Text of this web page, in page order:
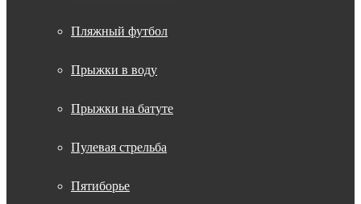
Пляжный футбол
Прыжки в воду
Прыжки на батуте
Пулевая стрельба
Пятиборье